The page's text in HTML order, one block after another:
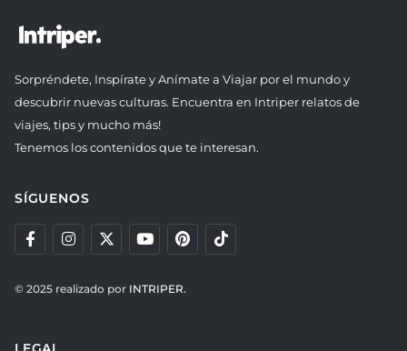
Sorpréndete, Inspírate y Anímate a Viajar por el mundo y
descubrir nuevas culturas. Encuentra en Intriper relatos de
viajes, tips y mucho más!
Tenemos los contenidos que te interesan.
SÍGUENOS
© 2025 realizado por INTRIPER.